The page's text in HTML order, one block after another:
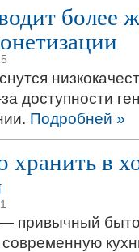
более
доступности
Подробней »
в
привычный
современную